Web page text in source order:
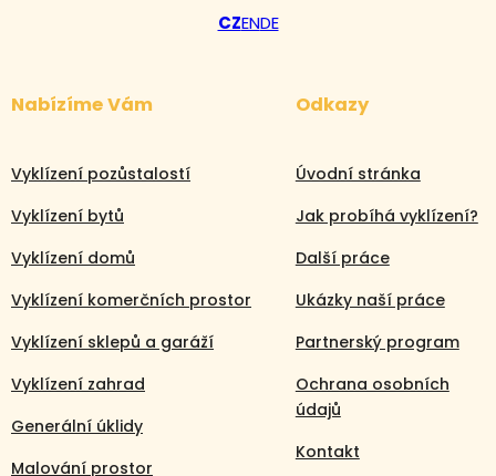
CZENDE
Nabízíme Vám
Vyklízení pozůstalostí
Vyklízení bytů
Vyklízení domů
Vyklízení komerčních prostor
Vyklízení sklepů a garáží
Vyklízení zahrad
Generální úklidy
Malování prostor
Odkazy
Úvodní stránka
Jak probíhá vyklízení?
Další práce
Ukázky naší práce
Partnerský program
Ochrana osobních
údajů
Kontakt